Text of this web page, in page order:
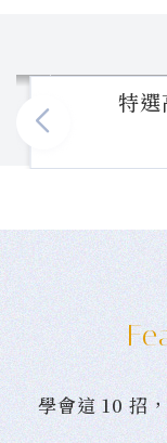
特
學會這 10 招